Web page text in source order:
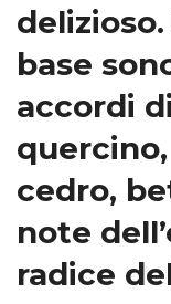
base
accordi
cedro,
note
radice